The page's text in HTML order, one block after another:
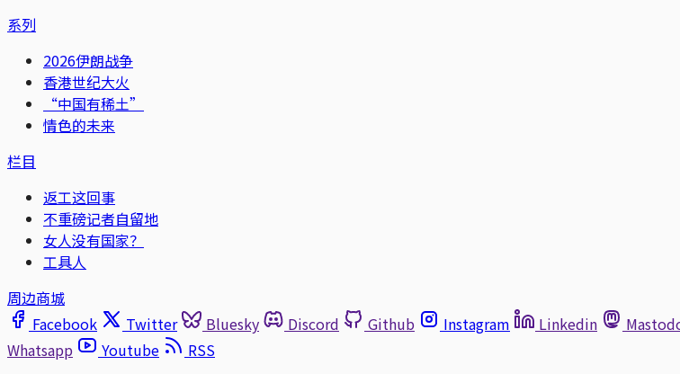
系列
2026伊朗战争
香港世纪大火
“中国有稀土”
情色的未来
栏目
返工这回事
不重磅记者自留地
女人没有国家？
工具人
周边商城
Facebook
Twitter Bluesky Discord Github Instagram Linkedin
Whatsapp
Youtube
RSS